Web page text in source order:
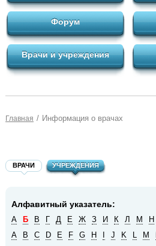
Форум
Врачи и учреждения
Главная / Информация о врачах
ВРАЧИ УЧРЕЖДЕНИЯ
Алфавитный указатель:
А Б В Г Д Е Ж З И К Л М Н
A
B C D E F G H J K L M